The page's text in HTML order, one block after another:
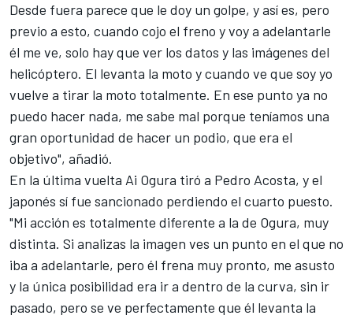
Desde fuera parece que le doy un golpe, y así es, pero
previo a esto, cuando cojo el freno y voy a adelantarle
él me ve, solo hay que ver los datos y las imágenes del
helicóptero. El levanta la moto y cuando ve que soy yo
vuelve a tirar la moto totalmente. En ese punto ya no
puedo hacer nada, me sabe mal porque teníamos una
gran oportunidad de hacer un podio, que era el
objetivo", añadió.
En la última vuelta Ai Ogura tiró a Pedro Acosta, y el
japonés sí fue sancionado perdiendo el cuarto puesto.
"Mi acción es totalmente diferente a la de Ogura, muy
distinta. Si analizas la imagen ves un punto en el que no
iba a adelantarle, pero él frena muy pronto, me asusto
y la única posibilidad era ir a dentro de la curva, sin ir
pasado, pero se ve perfectamente que él levanta la